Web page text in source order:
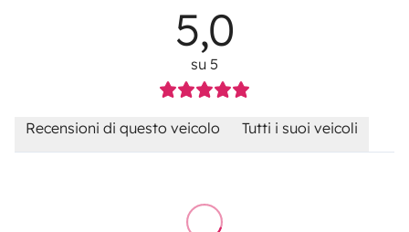
5,0
su 5
Recensioni di questo veicolo Tutti i suoi veicoli